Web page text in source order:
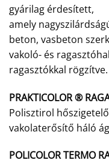
gyárilag érdesített,
amely
beton, vasbeton
vakoló- és
ragasztókkal rögzítve.
PRAKTICOLOR ®
Polisztirol
vakolaterősítő háló
POLICOLOR TERMO